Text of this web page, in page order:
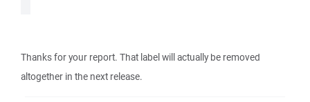
Thanks for your report. That label will actually be removed
altogether in the next release.